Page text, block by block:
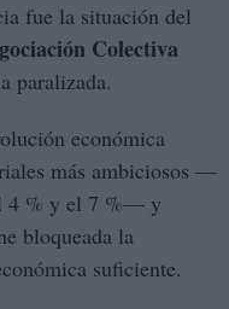
fue la situación del
Colectiva
paralizada.
económica
más ambiciosos —
4 % y el 7 %— y
bloqueada la
suficiente.